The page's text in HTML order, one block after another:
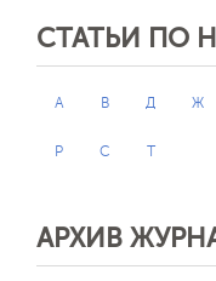
СТАТЬИ ПО
А В Д Ж
Р С Т
АРХИВ